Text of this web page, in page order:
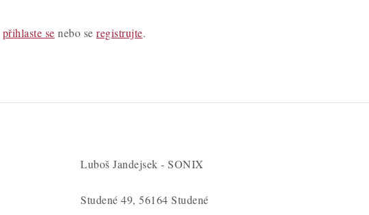
přihlaste se nebo se registrujte.
Luboš Jandejsek - SONIX
Studené 49, 56164 Studené